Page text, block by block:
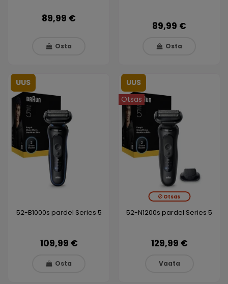
89,99 €
Osta
89,99 €
Osta
UUS
52-B1000s pardel Series 5
109,99 €
Osta
UUS
Otsas
Otsas
52-N1200s pardel Series 5
129,99 €
Vaata